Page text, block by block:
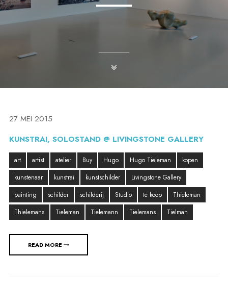
27 MEI 2015
KUNSTRAI, SOLOSTAND @ LIVINGSTONE GALLERY
art artist atelier Buy Hugo Hugo Tieleman
kopen
kunstenaar
kunstrai kunstschilder
Livingstone Gallery
painting
schilder schilderij Studio te koop
Thieleman
Thielemans
Tieleman Tielemann Tielemans Tielman
READ MORE